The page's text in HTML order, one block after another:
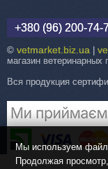
+380 (96) 200-74-
© vetmarket.biz.ua
магазин ветеринарных
Вся продукция
Мы используем
Продолжая